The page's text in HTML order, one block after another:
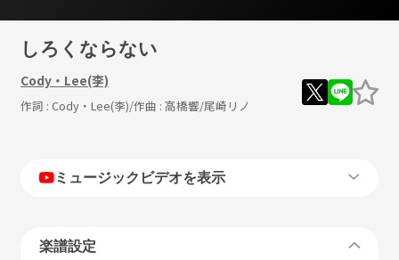
しろくならない
Cody・Lee(李)
作詞 : Cody・Lee(李)/作曲 : 高橋響/尾崎リノ
ミュージックビデオを表示
楽譜設定